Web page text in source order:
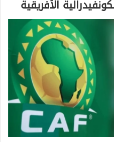
الأفريقية